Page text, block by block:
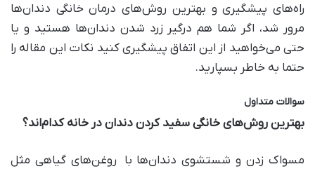
راه‌های پیشگیری و بهترین روش‌های درمان خانگی دندان‌ها
مرور شد، اگر شما هم درگیر زرد شدن دندان‌ها هستید و یا
حتی می‌خواهید از این اتفاق پیشگیری کنید نکات این مقاله را
حتما به خاطر بسپارید.
سوالات متداول
بهترین روش‌های خانگی سفید کردن دندان در خانه کدام‌اند؟
مسواک زدن و شستشوی دندان‌ها با روغن‌های گیاهی مثل